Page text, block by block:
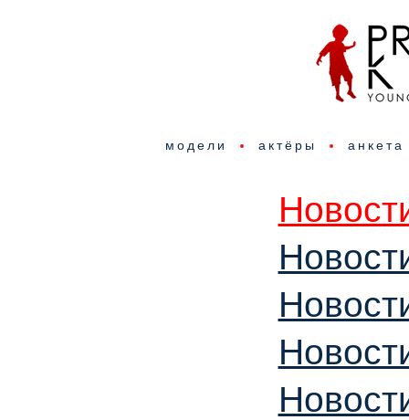
модели актёры анкета